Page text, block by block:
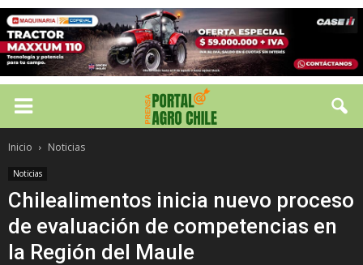
Inicio Noticias
Noticias
Chilealimentos inicia nuevo proceso
de evaluación de competencias en
la Región del Maule